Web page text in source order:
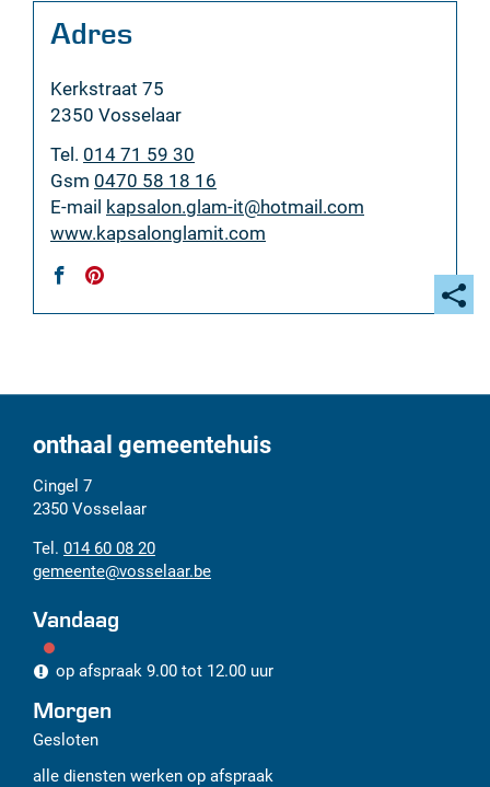
Adres
Adres
Kerkstraat 75
,2350 Vosselaar
Tel. 014 71 59 30
Gsm 0470 58 18 16
E-
mail
kapsalon.glam-it@hotmail.com
Website
www.kapsalonglamit.com
Sociaal
onthaal gemeentehuis
Adres
Cingel 7
2350 Vosselaar
Tel.
014 60 08 20
E-
mail
gemeente@vosselaar.be
Vandaag
op afspraak 9.00 tot 12.00 uur
Morgen
Gesloten
alle diensten werken op afspraak